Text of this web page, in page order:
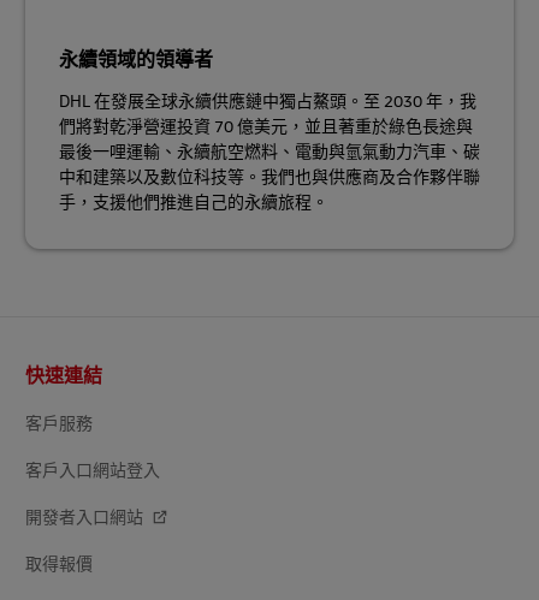
永續領域的領導者
DHL 在發展全球永續供應鏈中獨占鰲頭。至 2030 年，我
們將對乾淨營運投資 70 億美元，並且著重於綠色長途與
最後一哩運輸、永續航空燃料、電動與氫氣動力汽車、碳
中和建築以及數位科技等。我們也與供應商及合作夥伴聯
手，支援他們推進自己的永續旅程。
頁
尾
快速連結
客戶服務
客戶入口網站登入
開發者入口網站
取得報價